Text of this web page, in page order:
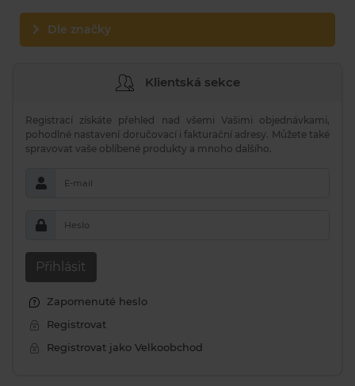
Dle značky
Klientská sekce
Registrací získáte přehled nad všemi Vašimi objednávkami,
pohodlné nastavení doručovací i fakturační adresy. Můžete také
spravovat vaše oblíbené produkty a mnoho dalšího.
E-mail
Heslo
Přihlásit
Zapomenuté heslo
Registrovat
Registrovat jako Velkoobchod